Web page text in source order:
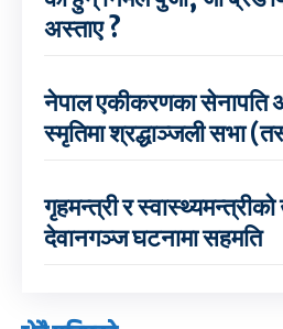
अस्ताए ?
नेपाल एकीकरणका सेनापति
स्मृतिमा श्रद्धाञ्जली सभा
गृहमन्त्री र
देवानगञ्ज घटनामा सहमति